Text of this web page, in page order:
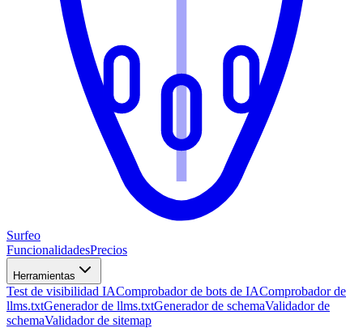
Surfeo
FuncionalidadesPrecios
Herramientas
Test de visibilidad IAComprobador de bots de IAComprobador de
llms.txtGenerador de llms.txtGenerador de schemaValidador de
schemaValidador de sitemap